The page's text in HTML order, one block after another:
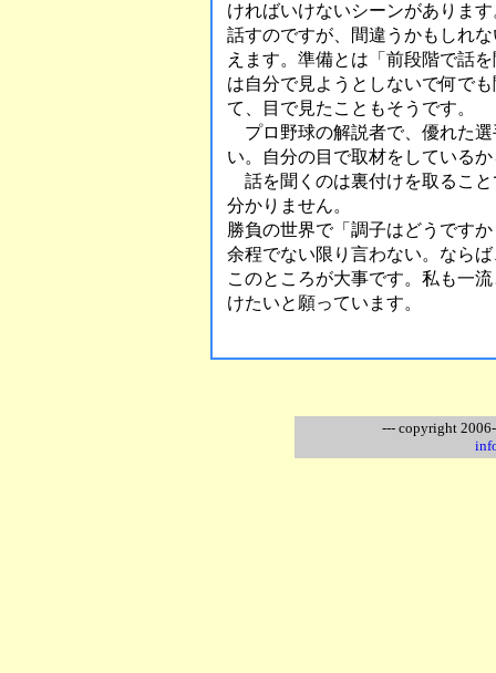
ければいけないシーンがありま
話すのですが、間違うかもしれ
えます。準備とは「前段階で話
は自分で見ようとしないで何で
て、目で見たこともそうです。
プロ野球の解説者で、優れた
い。自分の目で取材をしている
話を聞くのは裏付けを取るこ
分かりません。
勝負の世界で「調子はどうです
余程でない限り言わない。なら
このところが大事です。私も一
けたいと願っています。
--- copyright 2006-